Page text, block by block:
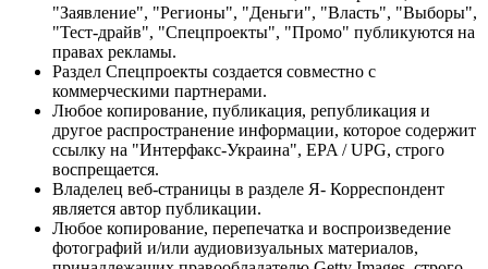
"Заявление", "Регионы", "Деньги", "Власть", "Выборы",
"Тест-драйв", "Спецпроекты", "Промо" публикуются на
правах рекламы.
Раздел Спецпроекты создается совместно с
коммерческими партнерами.
Любое копирование, публикация, републикация и
другое распространение информации, которое содержит
ссылку на "Интерфакс-Украина", EPA / UPG, строго
воспрещается.
Владелец веб-страницы в разделе Я- Корреспондент
является автор публикации.
Любое копирование, перепечатка и воспроизведение
фотографий и/или аудиовизуальных материалов,